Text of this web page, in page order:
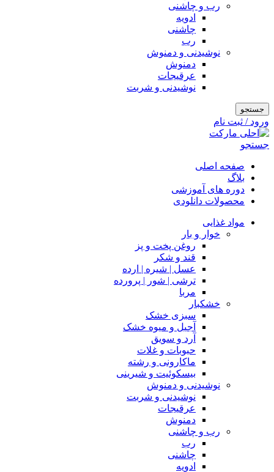
رب و چاشنی
ادویه
چاشنی
رب
نوشیدنی و دمنوش
دمنوش
عرقیجات
نوشیدنی و شربت
جستجو
ورود / ثبت نام
جستجو
صفحه اصلی
بلاگ
دوره های آموزشی
محصولات دانلودی
مواد غذایی
خوار و بار
روغن پخت و پز
قند و شکر
عسل | شیره | ارده
ترشی | شور | پرورده
مربا
خشکبار
سبزی خشک
آجیل و میوه خشک
آرد و سویق
حبوبات و غلات
ماکارونی و رشته
بیسکوئیت و شیرینی
نوشیدنی و دمنوش
نوشیدنی و شربت
عرقیجات
دمنوش
رب و چاشنی
رب
چاشنی
ادویه